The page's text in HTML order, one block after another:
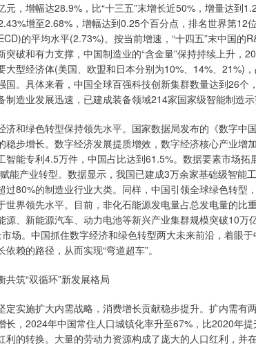
元，增幅达28.9%，比“十三五”末增长近50%，增量达到
增至2.68%，增幅达到0.25个百分点，排名世界第12
的平均水平(2.73%)。按当前增速，“十四五”末中国的
突破和有力支撑，中国制造业的“含金量”保持持续上升，
大型经济体(美国、欧盟和日本分别为10%、14%、21%)
国。具体来看，中国全球百强科技创新集群数量达到26
制造业发展迅速，已建成装备领域214家国家级智能制造示
和绿色转型保持领先水平。国家数据局发布的《数字中
稳步增长。数字经济发展提质增效，数字经济核心产业增
智能专利4.5万件，中国占比达到61.5%。数据要素市场
能产业转型。数据显示，我国已建成3万余家基础级智能
过80%的制造业行业大类。同样，中国引领全球绿色转型
世界领先水平。目前，非化石能源发电量占总发电量的比
源、新能源汽车、动力电池等新兴产业集群规模突破10
场。中国抓住数字经济和绿色转型两大未来前沿，着眼
赖的路径，从而实现“弯道超车”。
筑“双循环”新发展格局
实施扩大内需战略，消费增长贡献稳步提升。扩内需有
长，2024年中国常住人口城镇化率升至67%，比2020年
利的转换。大量的劳动力资源构成了庞大的人口红利，并